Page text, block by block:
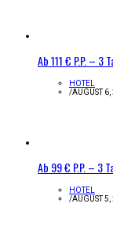
Ab 111 € P.P. – 3
HOTEL
/AUGUST
Ab 99 € P.P. – 3
HOTEL
/AUGUST